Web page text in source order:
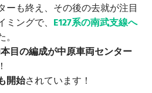
ーも終え、その後の去就が注目
ングで、 E127系の南武支線へ
目の編成が中原車両センター
開始されています！